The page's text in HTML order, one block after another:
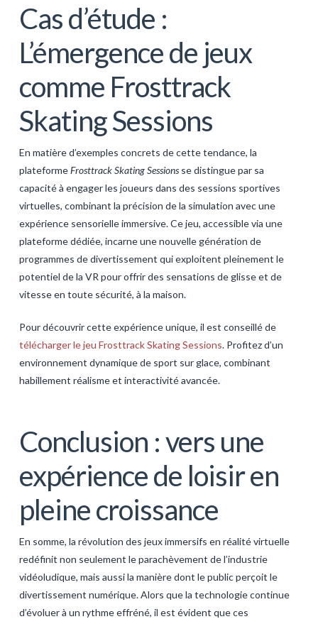
Cas d’étude :
L’émergence de jeux
comme Frosttrack
Skating Sessions
En matière d’exemples concrets de cette tendance, la
plateformeFrosttrack Skating Sessionsse distingue par sa
capacité à engager les joueurs dans des sessions sportives
virtuelles, combinant la précision de la simulation avec une
expérience sensorielle immersive. Ce jeu, accessible via une
plateforme dédiée, incarne une nouvelle génération de
programmes de divertissement qui exploitent pleinement le
potentiel de la VR pour offrir des sensations de glisse et de
vitesse en toute sécurité, à la maison.
Pour découvrir cette expérience unique, il est conseillé de
télécharger le jeu Frosttrack Skating Sessions. Profitez d’un
environnement dynamique de sport sur glace, combinant
habillement réalisme et interactivité avancée.
Conclusion : vers une
expérience de loisir en
pleine croissance
En somme, la révolution des jeux immersifs en réalité virtuelle
redéfinit non seulement le parachèvement de l’industrie
vidéoludique, mais aussi la manière dont le public perçoit le
divertissement numérique. Alors que la technologie continue
d’évoluer à un rythme effréné, il est évident que ces